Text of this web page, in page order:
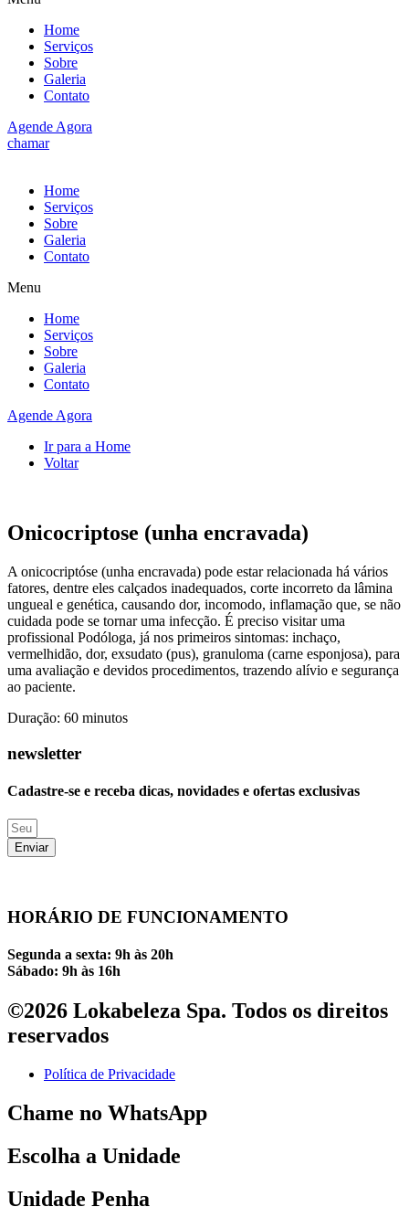
Home
Serviços
Sobre
Galeria
Contato
Agende Agora
chamar
Home
Serviços
Sobre
Galeria
Contato
Menu
Home
Serviços
Sobre
Galeria
Contato
Agende Agora
Ir para a Home
Voltar
Onicocriptose (unha encravada)
A onicocriptóse (unha encravada) pode estar relacionada há vários
fatores, dentre eles calçados inadequados, corte incorreto da lâmina
ungueal e genética, causando dor, incomodo, inflamação que, se não
cuidada pode se tornar uma infecção. É preciso visitar uma
profissional Podóloga, já nos primeiros sintomas: inchaço,
vermelhidão, dor, exsudato (pus), granuloma (carne esponjosa), para
uma avaliação e devidos procedimentos, trazendo alívio e segurança
ao paciente.
Duração: 60 minutos
newsletter
Cadastre-se e receba dicas, novidades e ofertas exclusivas
Enviar
HORÁRIO DE FUNCIONAMENTO
Segunda a sexta: 9h às 20h
Sábado: 9h às 16h
©2026 Lokabeleza Spa. Todos os direitos
reservados
Política de Privacidade
Chame no WhatsApp
Escolha a Unidade
Unidade Penha